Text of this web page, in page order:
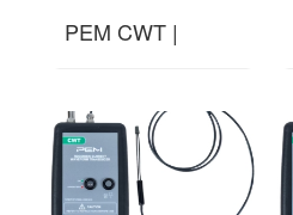
PEM CWT |
感器